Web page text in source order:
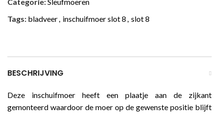
Categorie:Sleufmoeren
Tags: bladveer, inschuifmoer slot 8 , slot 8
BESCHRIJVING
Deze inschuifmoer heeft een plaatje aan de zijkant
gemonteerd waardoor de moer op de gewenste positie blijft